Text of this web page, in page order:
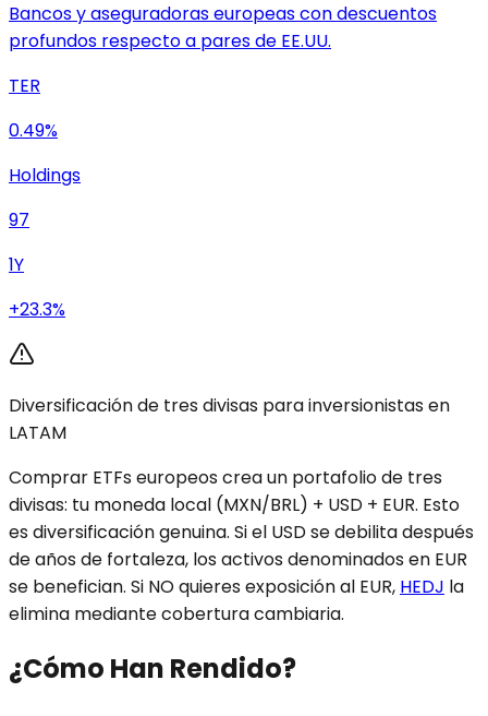
Bancos y aseguradoras europeas con descuentos
profundos respecto a pares de EE.UU.
TER
0.49%
Holdings
97
1Y
+23.3%
Diversificación de tres divisas para inversionistas en
LATAM
Comprar ETFs europeos crea un portafolio de tres
divisas: tu moneda local (MXN/BRL) + USD + EUR. Esto
es diversificación genuina. Si el USD se debilita después
de años de fortaleza, los activos denominados en EUR
se benefician. Si NO quieres exposición al EUR, HEDJ la
elimina mediante cobertura cambiaria.
¿Cómo Han Rendido?